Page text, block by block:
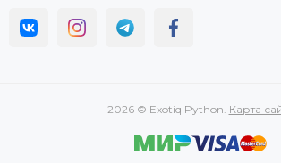
2026 © Exotiq Python. Карта